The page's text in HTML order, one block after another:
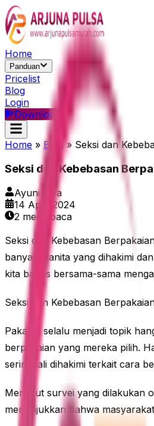
Home
Panduan
Pricelist
Blog
Login
Download
Home » Blog» Seksi dan
Seksi dan Kebebasan
Ayunindya
14 April 2024
2 menit baca
Seksi dan Kebebasan
banyak wanita yang dihakimi
kita bahas bersama-sama
Seksi dan Kebebasan
Pakaian selalu menjadi topik
berpakaian yang mereka pilih.
seringkali dihakimi terkait cara
Menurut survei yang dilakukan
menunjukkan bahwa